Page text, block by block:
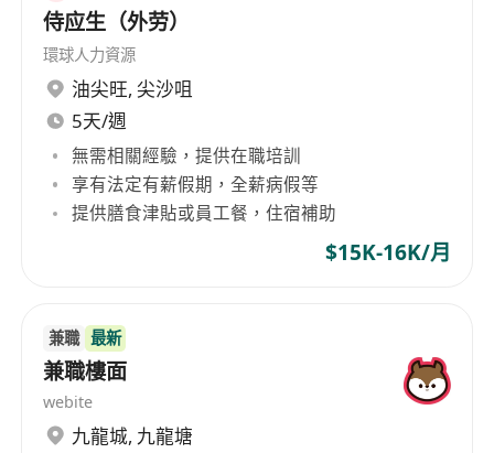
侍应生（外劳）
環球人力資源
油尖旺, 尖沙咀
5天/週
無需相關經驗，提供在職培訓
享有法定有薪假期，全薪病假等
提供膳食津貼或員工餐，住宿補助
$15K-16K/月
兼職 最新
兼職樓面
webite
九龍城, 九龍塘